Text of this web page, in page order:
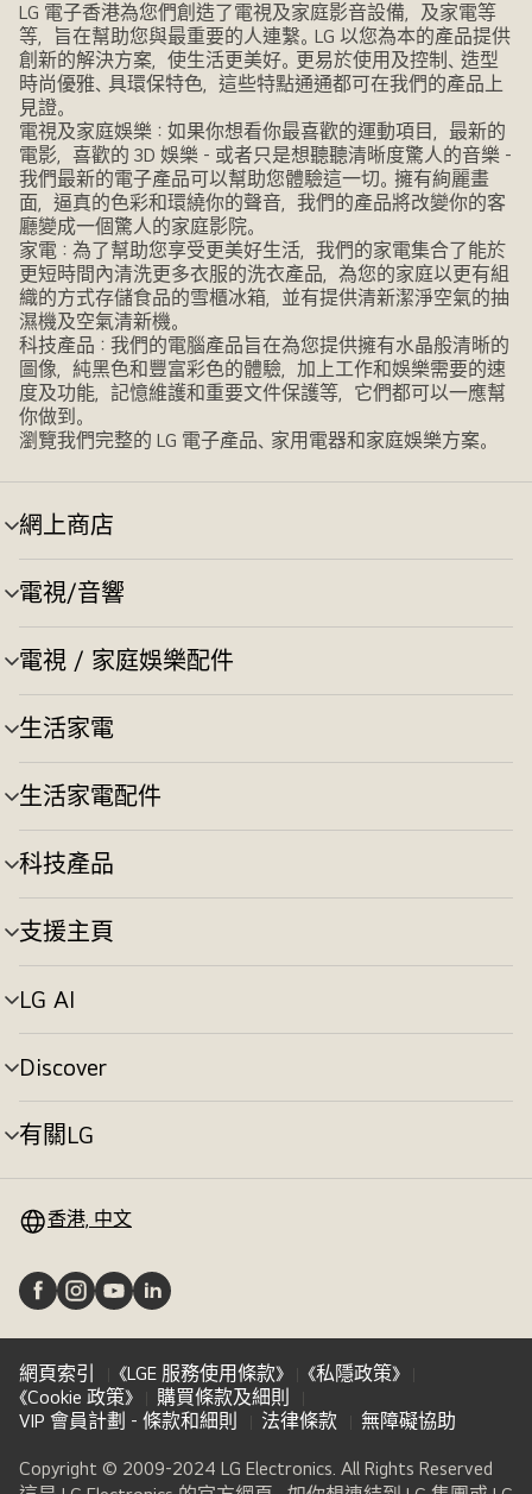
LG 電子香港為您們創造了電視及家庭影音設備，及家電等
等，旨在幫助您與最重要的人連繫。LG 以您為本的產品提供
創新的解決方案，使生活更美好。更易於使用及控制、造型
時尚優雅、具環保特色，這些特點通通都可在我們的產品上
見證。
電視及家庭娛樂：如果你想看你最喜歡的運動項目，最新的
電影，喜歡的 3D 娛樂 - 或者只是想聽聽清晰度驚人的音樂 -
我們最新的電子產品可以幫助您體驗這一切。擁有絢麗畫
面，逼真的色彩和環繞你的聲音，我們的產品將改變你的客
廳變成一個驚人的家庭影院。
家電：為了幫助您享受更美好生活，我們的家電集合了能於
更短時間內清洗更多衣服的洗衣產品，為您的家庭以更有組
織的方式存儲食品的雪櫃冰箱，並有提供清新潔淨空氣的抽
濕機及空氣清新機。
科技產品：我們的電腦產品旨在為您提供擁有水晶般清晰的
圖像，純黑色和豐富彩色的體驗，加上工作和娛樂需要的速
度及功能，記憶維護和重要文件保護等，它們都可以一應幫
你做到。
瀏覽我們完整的 LG 電子產品、家用電器和家庭娛樂方案。
網上商店
選
單
切
換
電視/音響
選
單
切
換
電視 / 家庭娛樂配件
選
單
切
換
生活家電
選
單
切
換
生活家電配件
選
單
切
換
科技產品
選
單
切
換
支援主頁
選
單
切
換
LG AI
選
單
切
換
Discover
選
單
切
換
有關LG
選
換 香港, 中文
網頁索引 《LGE 服務使用條款》
《私隱政策》
《Cookie 政策》
購買條款及細則
VIP 會員計劃 - 條款和細則
法律條款 無障礙協助
Copyright © 2009-2024 LG Electronics. All Rights Reserved